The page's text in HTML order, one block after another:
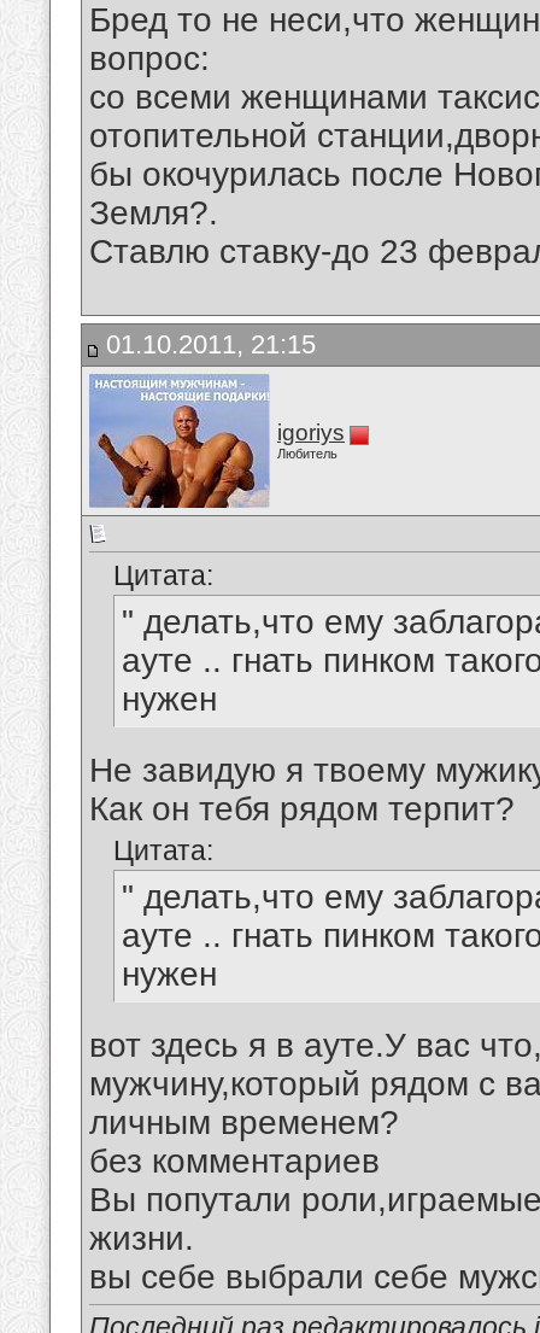
Бред то не неси,что
вопрос:
со всеми женщинами
отопительной
бы окочурилась после
Земля?.
Ставлю ставку-до 23
01.10.2011, 21:15
igoriys
Любитель
Цитата:
" делать,что ему
ауте .. гнать пинком
нужен
Не завидую я твоему
Как он тебя рядом терпит?
Цитата:
" делать,что ему
ауте .. гнать пинком
нужен
вот здесь я в ауте.У вас
мужчину,который рядом с
личным временем?
без комментариев
Вы попутали
жизни.
вы себе выбрали себе